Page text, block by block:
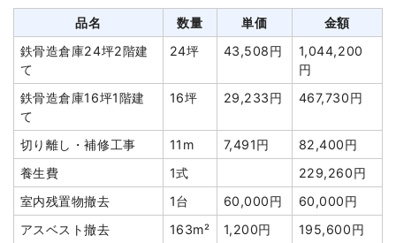
物置小屋撤去
5坪 137,000円
685,000円
室内残置物撤去
40m² 12,000円
480,000円
諸経費
250,000円
値引き
小計
4,500,000円
消費税
450,000円
合計金額
4,950,000円
円
外構撤去 1面
50,000
円
50,000円
植木・植栽撤去 2台
60,000
円
120,000円
土間コンクリート撤去 1式
50,000円
諸経費
174,800円
値引き
0円
小計
1,912,800
円
品名 数量 単価
金額
鉄骨造倉庫24坪2階建
て
24坪 43,508円
1,044,200
円
鉄骨造倉庫16坪1階建
て
16坪 29,233円 467,730円
切り離し・補修工事 11m 7,491円
82,400円
養生費
1式
229,260円
室内残置物撤去
1台 60,000円
60,000円
アスベスト撤去
163m² 1,200円
195,600円